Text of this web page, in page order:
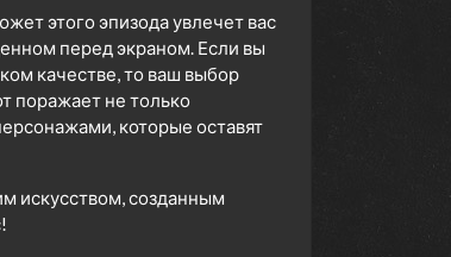
этого эпизода увлечет вас
перед экраном. Если вы
качестве, то ваш выбор
поражает не только
которые оставят
искусством, созданным